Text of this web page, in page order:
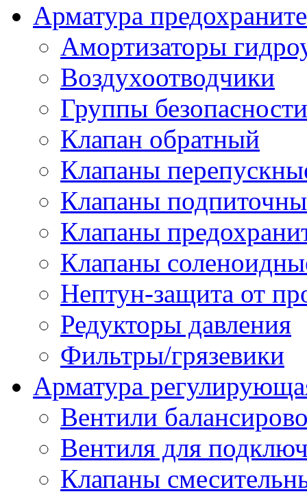
Арматура
Амортизаторы
Воздухоотводчики
Группы безопасности
Клапан обратный
Клапаны
Клапаны
Клапаны
Клапаны
Нептун-защита от
Редукторы давления
Фильтры/грязевики
Арматура
Вентили
Вентиля для
Клапаны